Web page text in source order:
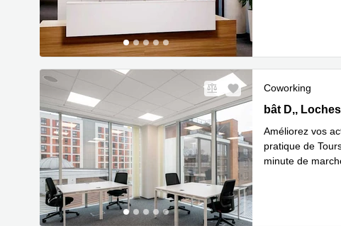
Coworking
31 bât D, 45
bât D,, Loches
Améliorez vos
pratique de
minute de